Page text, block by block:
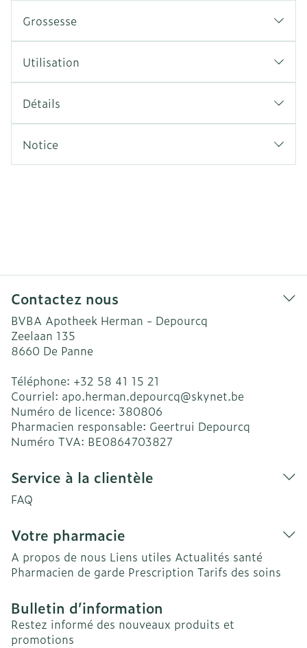
Grossesse
Utilisation
Détails
Notice
Contactez nous
BVBA Apotheek Herman - Depourcq
Zeelaan 135
8660 De Panne
Téléphone: +32 58 41 15 21
Courriel: apo.herman.depourcq@skynet.be
Numéro de licence: 380806
Pharmacien responsable: Geertrui Depourcq
Numéro TVA: BE0864703827
Service à la clientèle
FAQ
Votre pharmacie
A propos de nous Liens utiles Actualités santé
Pharmacien de garde Prescription Tarifs des soins
Bulletin d’information
Restez informé des nouveaux produits et
promotions